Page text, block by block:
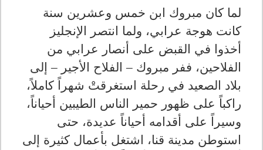
لما كان مبروك ابن خمس وعشرين سنة
كانت هوجة عرابي، ولما انتصر الإنجليز
أخذوا في القبض على أنصار عرابي من
الفلاحين، ففر مبروك – الفلاح الأجير – إلى
بلاد الصعيد في رحلة استغرقتْ شهراً كاملاً،
راكباً على ظهور حمير الناس الطيبين أحياناً،
وسيراً على أقدامه أحياناً عديدة، حتى
استوطن مدينة قنا، اشتغل بأعمال كثيرة إلى